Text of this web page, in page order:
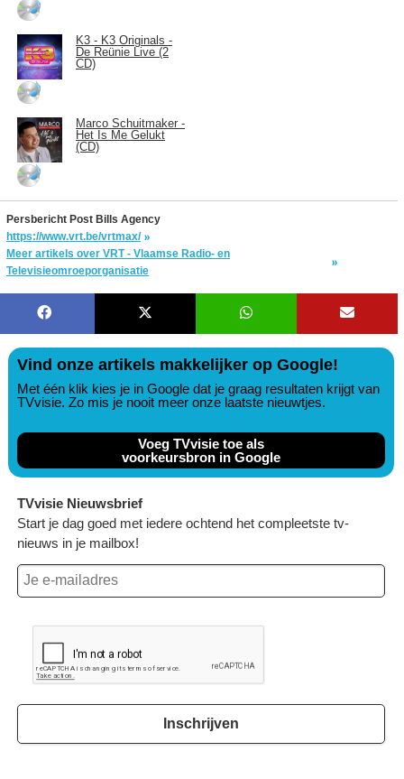
K3 - K3 Originals -
De Reünie Live (2
CD)
Marco Schuitmaker -
Het Is Me Gelukt
(CD)
Persbericht Post Bills Agency
https://www.vrt.be/vrtmax/
Meer artikels over VRT - Vlaamse Radio- en
Televisieomroeporganisatie
Vind onze artikels makkelijker op Google!
Met één klik kies je in Google dat je graag resultaten krijgt van
TVvisie. Zo mis je nooit meer onze laatste nieuwtjes.
Voeg TVvisie toe als
voorkeursbron in Google
TVvisie Nieuwsbrief
Start je dag goed met iedere ochtend het compleetste tv-
nieuws in je mailbox!
Inschrijven